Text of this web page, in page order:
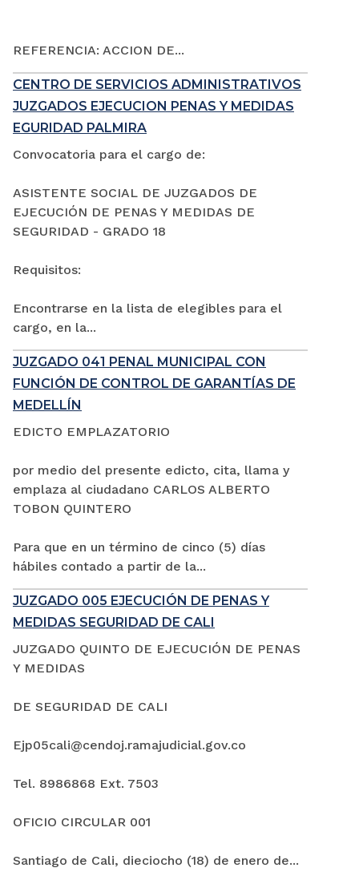
REFERENCIA: ACCION DE...
CENTRO DE SERVICIOS ADMINISTRATIVOS
JUZGADOS EJECUCION PENAS Y MEDIDAS
EGURIDAD PALMIRA
Convocatoria para el cargo de:
ASISTENTE SOCIAL DE JUZGADOS DE
EJECUCIÓN DE PENAS Y MEDIDAS DE
SEGURIDAD - GRADO 18
Requisitos:
Encontrarse en la lista de elegibles para el
cargo, en la...
JUZGADO 041 PENAL MUNICIPAL CON
FUNCIÓN DE CONTROL DE GARANTÍAS DE
MEDELLÍN
EDICTO EMPLAZATORIO
por medio del presente edicto, cita, llama y
emplaza al ciudadano CARLOS ALBERTO
TOBON QUINTERO
Para que en un término de cinco (5) días
hábiles contado a partir de la...
JUZGADO 005 EJECUCIÓN DE PENAS Y
MEDIDAS SEGURIDAD DE CALI
JUZGADO QUINTO DE EJECUCIÓN DE PENAS
Y MEDIDAS
DE SEGURIDAD DE CALI
Ejp05cali@cendoj.ramajudicial.gov.co
Tel. 8986868 Ext. 7503
OFICIO CIRCULAR 001
Santiago de Cali, dieciocho (18) de enero de...